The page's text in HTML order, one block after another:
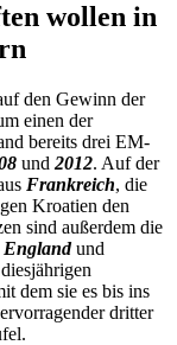
wollen in
den Gewinn der
einen der
bereits drei EM-
und 2012. Auf der
Frankreich, die
Kroatien den
sind außerdem die
Englandund
dem sie es bis ins
dritter